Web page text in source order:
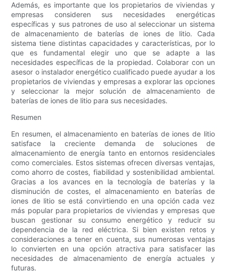
Además, es importante que los propietarios de viviendas y
empresas consideren sus necesidades energéticas
específicas y sus patrones de uso al seleccionar un sistema
de almacenamiento de baterías de iones de litio. Cada
sistema tiene distintas capacidades y características, por lo
que es fundamental elegir uno que se adapte a las
necesidades específicas de la propiedad. Colaborar con un
asesor o instalador energético cualificado puede ayudar a los
propietarios de viviendas y empresas a explorar las opciones
y seleccionar la mejor solución de almacenamiento de
baterías de iones de litio para sus necesidades.
Resumen
En resumen, el almacenamiento en baterías de iones de litio
satisface la creciente demanda de soluciones de
almacenamiento de energía tanto en entornos residenciales
como comerciales. Estos sistemas ofrecen diversas ventajas,
como ahorro de costes, fiabilidad y sostenibilidad ambiental.
Gracias a los avances en la tecnología de baterías y la
disminución de costes, el almacenamiento en baterías de
iones de litio se está convirtiendo en una opción cada vez
más popular para propietarios de viviendas y empresas que
buscan gestionar su consumo energético y reducir su
dependencia de la red eléctrica. Si bien existen retos y
consideraciones a tener en cuenta, sus numerosas ventajas
lo convierten en una opción atractiva para satisfacer las
necesidades de almacenamiento de energía actuales y
futuras.